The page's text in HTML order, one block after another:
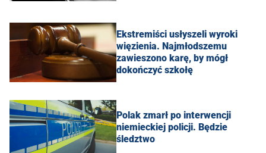
Ekstremiści usłyszeli wyroki
więzienia. Najmłodszemu
zawieszono karę, by mógł
dokończyć szkołę
Polak zmarł po interwencji
niemieckiej policji. Będzie
śledztwo